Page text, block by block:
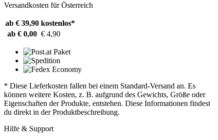
Versandkosten für Österreich
ab € 39,90 kostenlos*
ab € 0,00 € 4,90
* Diese Lieferkosten fallen bei einem Standard-Versand an. Es
können weitere Kosten, z. B. aufgrund des Gewichts, Größe oder
Eigenschaften der Produkte, entstehen. Diese Informationen findest
du direkt in der Produktbeschreibung.
Hilfe & Support